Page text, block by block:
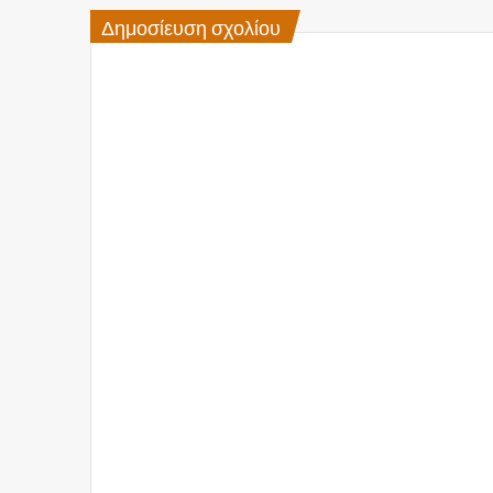
Δημοσίευση σχολίου